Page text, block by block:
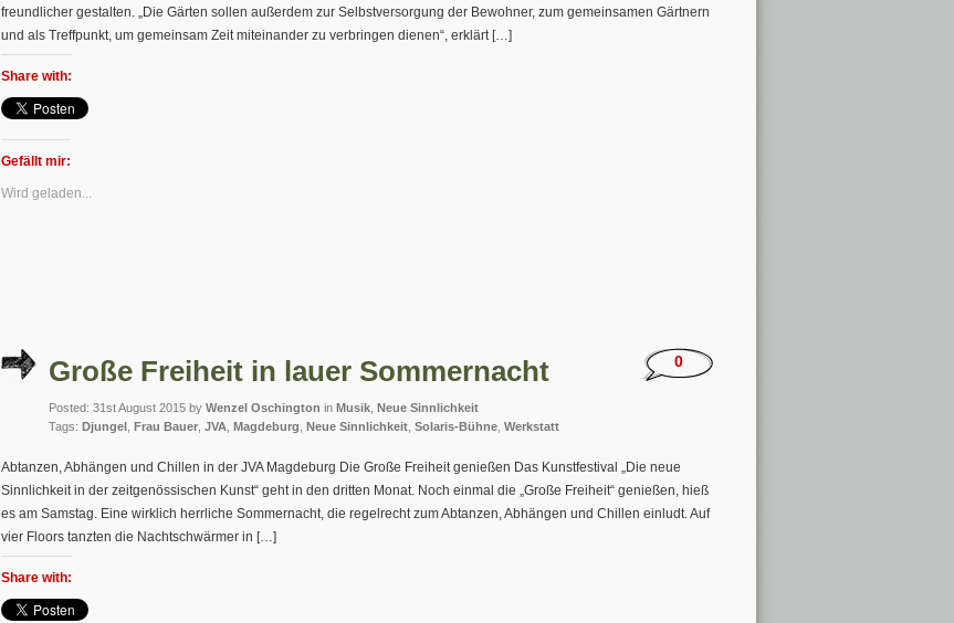
freundlicher gestalten. „Die Gärten sollen außerdem zur Selbstversorgung der Bewohner, zum gemeinsamen Gärtnern
und als Treffpunkt, um gemeinsam Zeit miteinander zu verbringen dienen“, erklärt […]
Share with:
Gefällt mir:
Wird geladen...
Große Freiheit in lauer Sommernacht
Posted: 31st August 2015 by Wenzel Oschington in Musik, Neue Sinnlichkeit
Tags: Djungel , Frau Bauer, JVA, Magdeburg, Neue Sinnlichkeit, Solaris-Bühne, Werkstatt
0
Abtanzen, Abhängen und Chillen in der JVA Magdeburg Die Große Freiheit genießen Das Kunstfestival „Die neue
Sinnlichkeit in der zeitgenössischen Kunst“ geht in den dritten Monat. Noch einmal die „Große Freiheit“ genießen, hieß
es am Samstag. Eine wirklich herrliche Sommernacht, die regelrecht zum Abtanzen, Abhängen und Chillen einludt. Auf
vier Floors tanzten die Nachtschwärmer in […]
Share with: